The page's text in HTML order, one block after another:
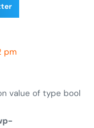
pm
value of type bool